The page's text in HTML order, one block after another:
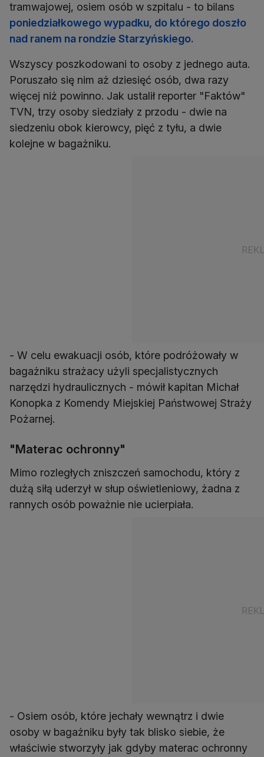
tramwajowej, osiem osób w szpitalu - to bilans
poniedziałkowego wypadku, do którego doszło
nad ranem na rondzie Starzyńskiego.
Wszyscy poszkodowani to osoby z jednego auta.
Poruszało się nim aż dziesięć osób, dwa razy
więcej niż powinno. Jak ustalił reporter "Faktów"
TVN, trzy osoby siedziały z przodu - dwie na
siedzeniu obok kierowcy, pięć z tyłu, a dwie
kolejne w bagażniku.
- W celu ewakuacji osób, które podróżowały w
bagażniku strażacy użyli specjalistycznych
narzędzi hydraulicznych - mówił kapitan Michał
Konopka z Komendy Miejskiej Państwowej Straży
Pożarnej.
"Materac ochronny"
Mimo rozległych zniszczeń samochodu, który z
dużą siłą uderzył w słup oświetleniowy, żadna z
rannych osób poważnie nie ucierpiała.
- Osiem osób, które jechały wewnątrz i dwie
osoby w bagażniku były tak blisko siebie, że
właściwie stworzyły jak gdyby materac ochronny